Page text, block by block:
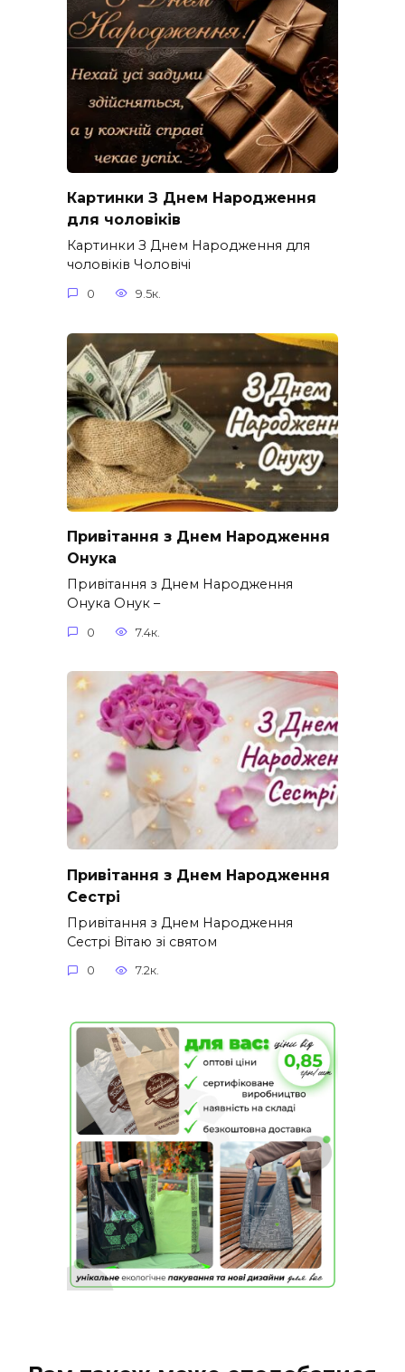
Картинки З Днем Народження
для чоловіків​
Картинки З Днем Народження для
чоловіків​ Чоловічі
0 9.5к.
Привітання з Днем Народження
Онука
Привітання з Днем Народження
Онука Онук –
0 7.4к.
Привітання з Днем Народження
Сестрі
Привітання з Днем Народження
Сестрі Вітаю зі святом
0 7.2к.